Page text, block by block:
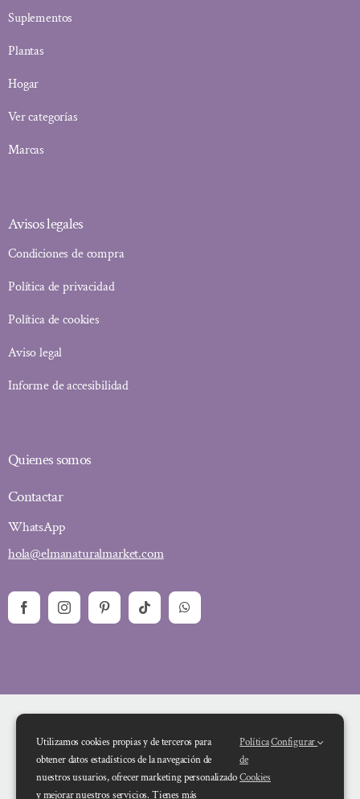
Suplementos
Plantas
Hogar
Ver categorías
Marcas
Avisos legales
Condiciones de compra
Política de privacidad
Política de cookies
Aviso legal
Informe de accesibilidad
Quienes somos
Contactar
WhatsApp
hola@elmanaturalmarket.com
Utilizamos cookies propias y de terceros para
obtener datos estadísticos de la navegación de
nuestros usuarios, ofrecer marketing personalizado
y mejorar nuestros servicios. Tienes más
Política
de
Cookies
Configurar